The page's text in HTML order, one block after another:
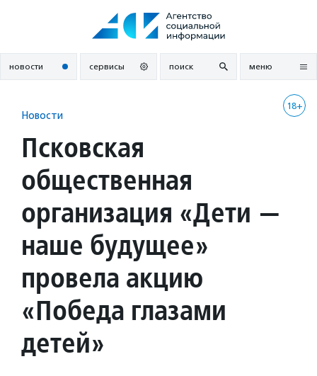
новости сервисы поиск меню
18+
Новости
Псковская
общественная
организация «Дети —
наше будущее»
провела акцию
«Победа глазами
детей»